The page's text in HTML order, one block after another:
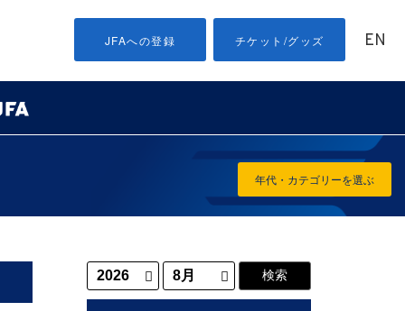
JFAへの登録 チケット/グッズ EN
年代・カテゴリーを選ぶ